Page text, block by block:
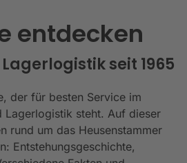
entdecken
seit 1965
der für besten Service im
Lagerlogistik steht. Auf dieser
rund um das Heusenstammer
Entstehungsgeschichte,